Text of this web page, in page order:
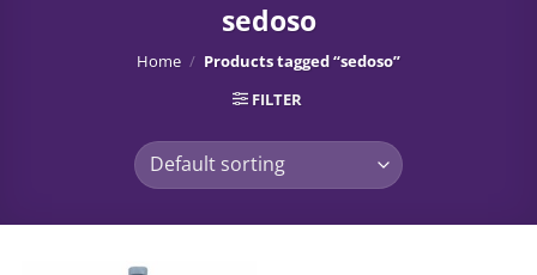
sedoso
Home / Products tagged “sedoso”
FILTER